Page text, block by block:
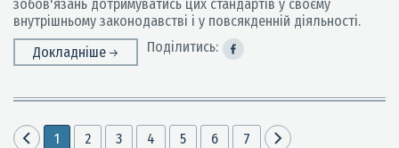
зобов'язань дотримуватись цих стандартів у своєму
внутрішньому законодавстві і у повсякденній діяльності.
Докладніше
Поділитись:
1 2 3 4 5 6 7